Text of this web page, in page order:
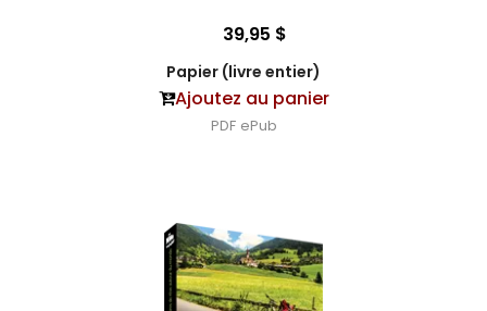
39,95 $
Papier (livre entier)
Ajoutez au panier
PDF ePub